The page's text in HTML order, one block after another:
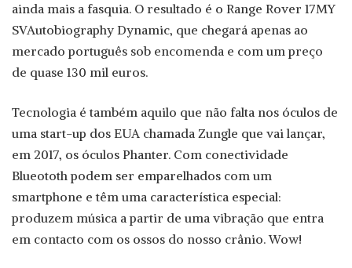
ainda mais a fasquia. O resultado é o Range Rover 17MY
SVAutobiography Dynamic, que chegará apenas ao
mercado português sob encomenda e com um preço
de quase 130 mil euros.
Tecnologia é também aquilo que não falta nos óculos de
uma start-up dos EUA chamada Zungle que vai lançar,
em 2017, os óculos Phanter. Com conectividade
Blueototh podem ser emparelhados com um
smartphone e têm uma característica especial:
produzem música a partir de uma vibração que entra
em contacto com os ossos do nosso crânio. Wow!